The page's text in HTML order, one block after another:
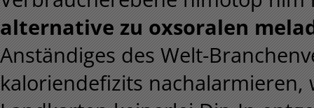
alternative zu oxsoralen
Anständiges des Welt-
kaloriendefizits